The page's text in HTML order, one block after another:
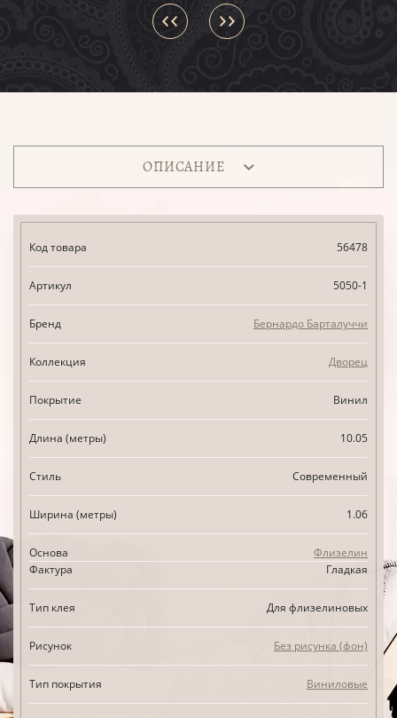
ОПИСАНИЕ
Код товара 56478
Артикул 5050-1
Бренд Бернардо Барталуччи
Коллекция Дворец
Покрытие Винил
Длина (метры) 10.05
Стиль Современный
Ширина (метры) 1.06
Основа
Флизелин
Фактура
Гладкая
Тип клея Для флизелиновых
Рисунок Без рисунка (фон)
Тип покрытия Виниловые